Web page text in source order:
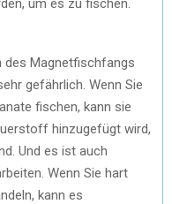
des Magnetfischfangs
gefährlich. Wenn Sie
fischen, kann sie
hinzugefügt wird,
Und es ist auch
Wenn Sie hart
kann es